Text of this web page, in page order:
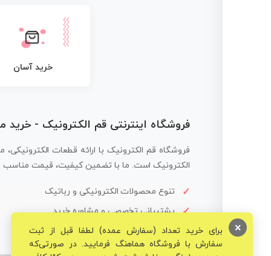
خرید آسان
فروشگاه اینترنتی قم الکترونیک -
فروشگاه قم الکترونیک با ارائه قطعات
الکترونیک است. ما با تضمین کیفیت، قیمت مناسب
تنوع محصولات الکترونیکی و رباتیک
پشتیبانی تخصصی و مشاوره خرید
برای خرید تعداد (سفارش عمده) لطفا قبل از ثبت
سفارش با فروشگاه هماهنگ فرمایید. در صورتی‌که
×